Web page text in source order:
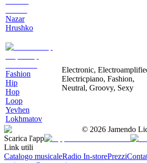
Nazar
Hrushko
Fashion
Hip
Hop
Loop
Yevhen
Lokhmatov
Electronic,
Electricpiano, Fashion,
Neutral, Groovy, Sexy
© 2026 Jamendo
Scarica l'app
Link utili
Catalogo musicaleRadio In-storePrezzi